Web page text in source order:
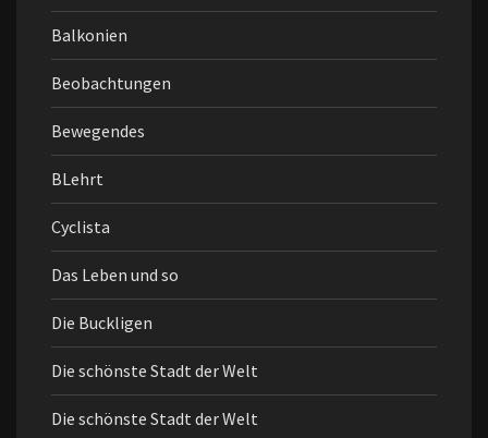
Balkonien
Beobachtungen
Bewegendes
BLehrt
Cyclista
Das Leben und so
Die Buckligen
Die schönste Stadt der Welt
Die schönste Stadt der Welt